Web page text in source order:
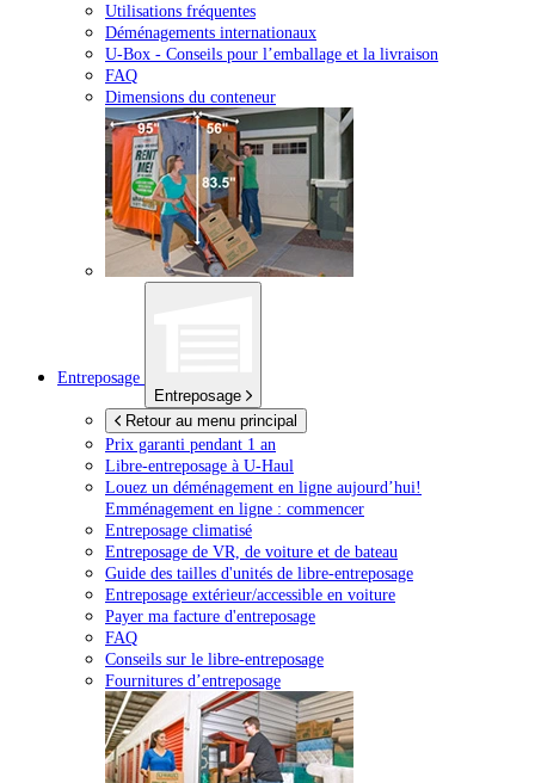
Utilisations fréquentes
Déménagements internationaux
U-Box - Conseils pour l’emballage et la livraison
FAQ
Dimensions du conteneur
Entreposage
Entreposage
Retour au menu principal
Prix garanti pendant 1 an
Libre-entreposage à U-Haul
Louez un déménagement en ligne aujourd’hui!
Emménagement en ligne : commencer
Entreposage climatisé
Entreposage de VR, de voiture et de bateau
Guide des tailles d'unités de libre-entreposage
Entreposage extérieur/accessible en voiture
Payer ma facture d'entreposage
FAQ
Conseils sur le libre-entreposage
Fournitures d’entreposage